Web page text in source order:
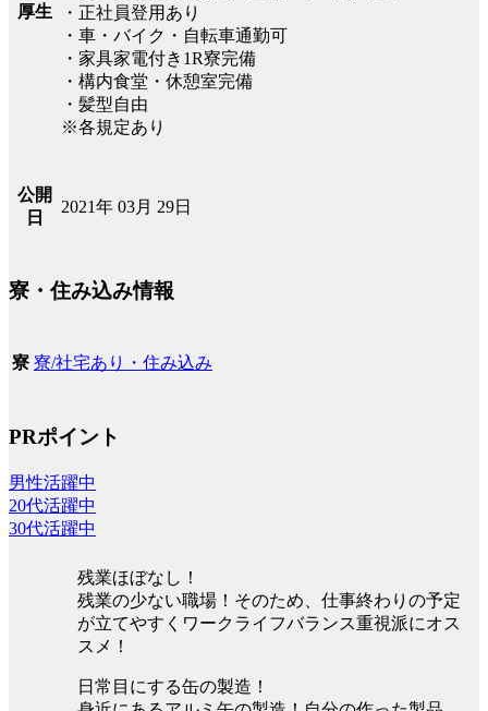
厚生
・正社員登用あり
・車・バイク・自転車通勤可
・家具家電付き1R寮完備
・構内食堂・休憩室完備
・髪型自由
※各規定あり
公開
日
2021年 03月 29日
寮・住み込み情報
寮 寮/社宅あり・住み込み
PRポイント
男性活躍中
20代活躍中
30代活躍中
残業ほぼなし！
残業の少ない職場！そのため、仕事終わりの予定
が立てやすくワークライフバランス重視派にオス
スメ！
日常目にする缶の製造！